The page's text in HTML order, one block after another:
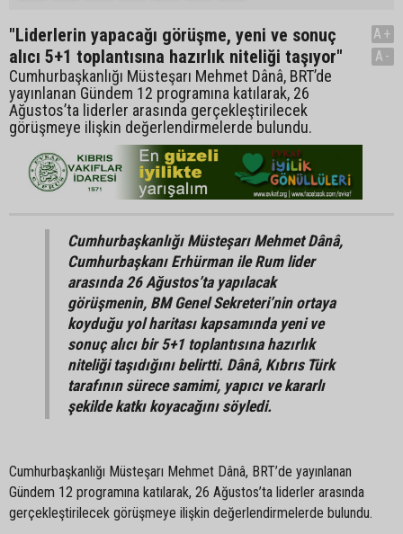
"Liderlerin yapacağı görüşme, yeni ve sonuç
alıcı 5+1 toplantısına hazırlık niteliği taşıyor"
Cumhurbaşkanlığı Müsteşarı Mehmet Dânâ, BRT’de
yayınlanan Gündem 12 programına katılarak, 26
Ağustos’ta liderler arasında gerçekleştirilecek
görüşmeye ilişkin değerlendirmelerde bulundu.
A+
A-
Cumhurbaşkanlığı Müsteşarı Mehmet Dânâ,
Cumhurbaşkanı Erhürman ile Rum lider
arasında 26 Ağustos’ta yapılacak
görüşmenin, BM Genel Sekreteri’nin ortaya
koyduğu yol haritası kapsamında yeni ve
sonuç alıcı bir 5+1 toplantısına hazırlık
niteliği taşıdığını belirtti. Dânâ, Kıbrıs Türk
tarafının sürece samimi, yapıcı ve kararlı
şekilde katkı koyacağını söyledi.
Cumhurbaşkanlığı Müsteşarı Mehmet Dânâ, BRT’de yayınlanan
Gündem 12 programına katılarak, 26 Ağustos’ta liderler arasında
gerçekleştirilecek görüşmeye ilişkin değerlendirmelerde bulundu.